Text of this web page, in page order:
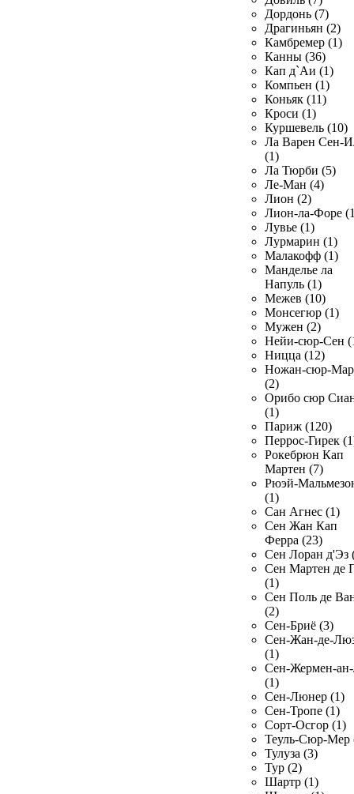
Дордонь (7)
Драгиньян (2)
Камбремер (1)
Канны (36)
Кап д`Аи (1)
Компьен (1)
Коньяк (11)
Кроси (1)
Куршевель (10)
Ла Варен Сен-
(1)
Ла Тюрби (5)
Ле-Ман (4)
Лион (2)
Лион-ла-Форе
Лувье (1)
Лурмарин (1)
Малакофф (1)
Манделье ла
Напуль (1)
Межев (10)
Монсегюр (1)
Мужен (2)
Нейи-сюр-Сен
Ницца (12)
Ножан-сюр-
(2)
Орибо сюр
(1)
Париж (120)
Перрос-Гирек
Рокебрюн Кап
Мартен (7)
Рюэй-
(1)
Сан Агнес (1)
Сен Жан Кап
Ферра (23)
Сен Лоран д'Эз
Сен Мартен де
(1)
Сен Поль де
(2)
Сен-Бриё (3)
Сен-Жан-де-
(1)
Сен-Жермен-
(1)
Сен-Люнер (1)
Сен-Тропе (1)
Сорт-Осгор (1)
Теуль-Сюр-Мер
Тулуза (3)
Тур (2)
Шартр (1)